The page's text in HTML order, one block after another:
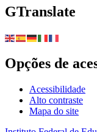
GTranslate
Opções de
Acessibilidade
Alto contraste
Mapa do site